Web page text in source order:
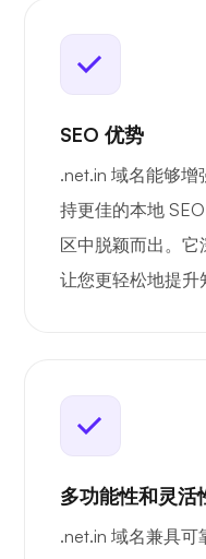
SEO 优势
.net.in 域名能够
持更佳的本地
区中脱颖而出。它
让您更轻松地提升
多功能性和灵活
.net.in 域名兼具